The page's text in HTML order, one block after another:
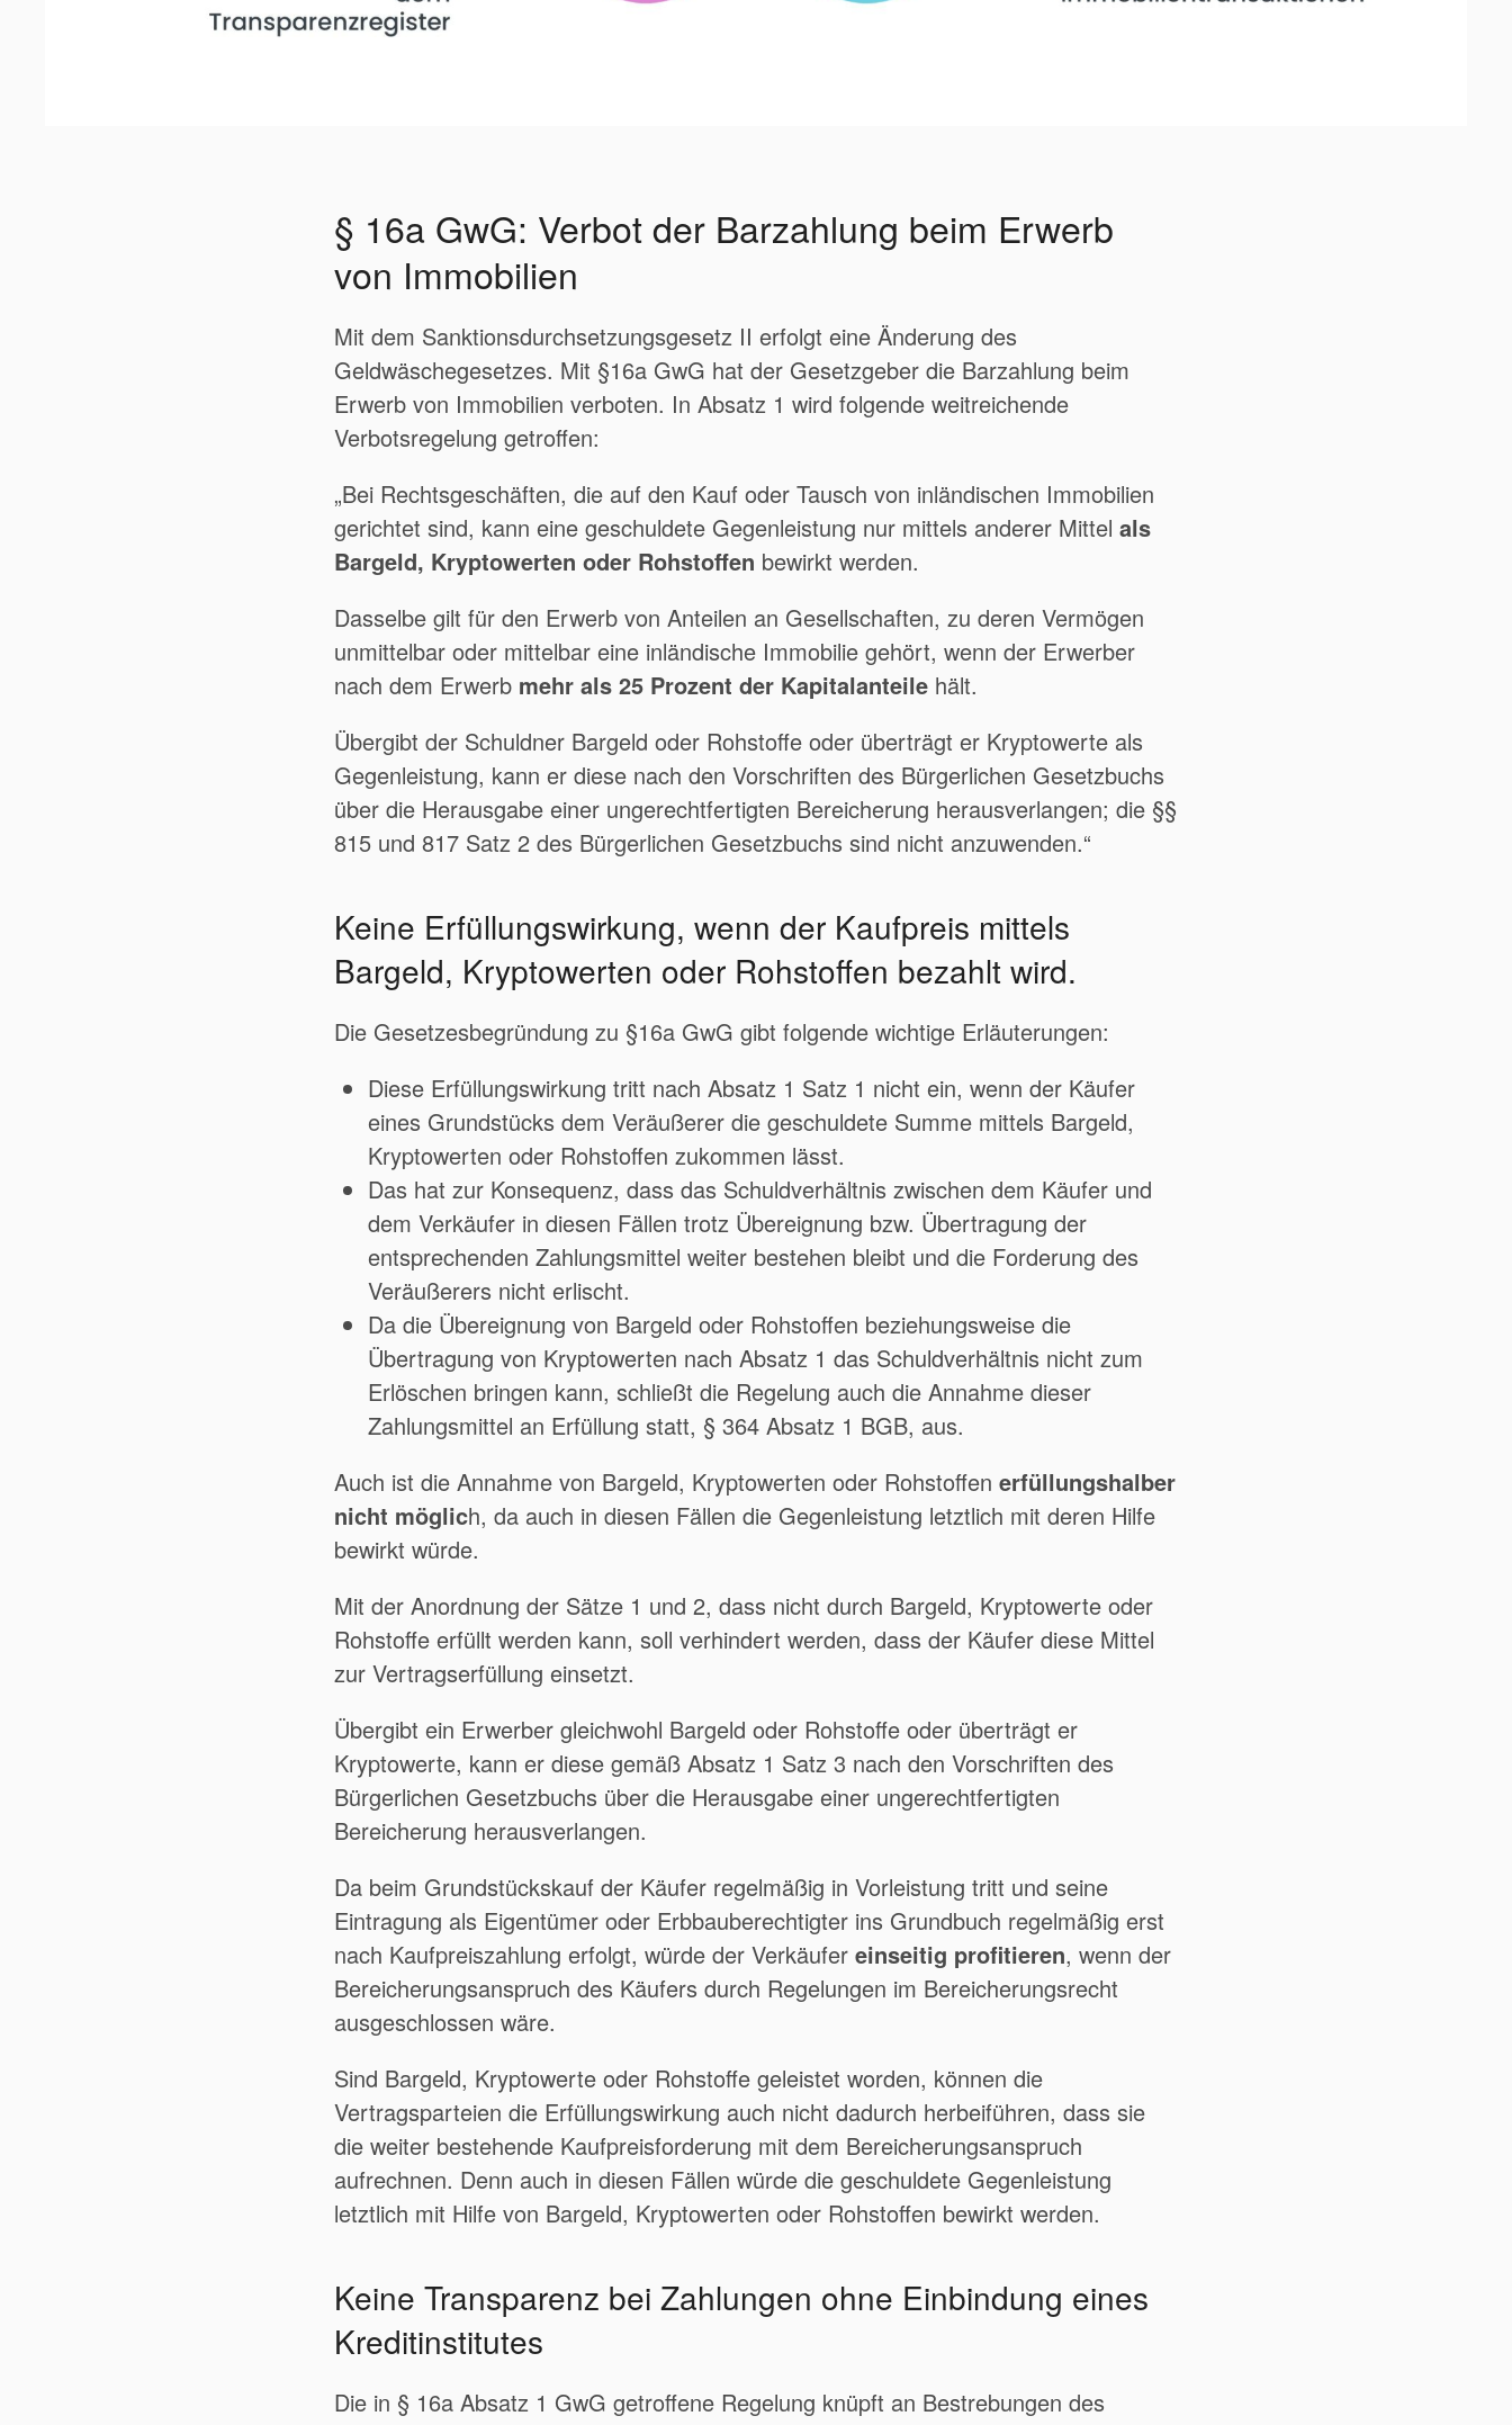
§ 16a GwG: Verbot der Barzahlung beim Erwerb
von Immobilien
Mit dem Sanktionsdurchsetzungsgesetz II erfolgt eine Änderung des
Geldwäschegesetzes. Mit §16a GwG hat der Gesetzgeber die Barzahlung beim
Erwerb von Immobilien verboten. In Absatz 1 wird folgende weitreichende
Verbotsregelung getroffen:
„Bei Rechtsgeschäften, die auf den Kauf oder Tausch von inländischen Immobilien
gerichtet sind, kann eine geschuldete Gegenleistung nur mittels anderer Mittel als
Bargeld, Kryptowerten oder Rohstoffen bewirkt werden.
Dasselbe gilt für den Erwerb von Anteilen an Gesellschaften, zu deren Vermögen
unmittelbar oder mittelbar eine inländische Immobilie gehört, wenn der Erwerber
nach dem Erwerb mehr als 25 Prozent der Kapitalanteile hält.
Übergibt der Schuldner Bargeld oder Rohstoffe oder überträgt er Kryptowerte als
Gegenleistung, kann er diese nach den Vorschriften des Bürgerlichen Gesetzbuchs
über die Herausgabe einer ungerechtfertigten Bereicherung herausverlangen; die §§
815 und 817 Satz 2 des Bürgerlichen Gesetzbuchs sind nicht anzuwenden.“
Keine Erfüllungswirkung, wenn der Kaufpreis mittels
Bargeld, Kryptowerten oder Rohstoffen bezahlt wird.
Die Gesetzesbegründung zu §16a GwG gibt folgende wichtige Erläuterungen:
Diese Erfüllungswirkung tritt nach Absatz 1 Satz 1 nicht ein, wenn der Käufer
eines Grundstücks dem Veräußerer die geschuldete Summe mittels Bargeld,
Kryptowerten oder Rohstoffen zukommen lässt.
Das hat zur Konsequenz, dass das Schuldverhältnis zwischen dem Käufer und
dem Verkäufer in diesen Fällen trotz Übereignung bzw. Übertragung der
entsprechenden Zahlungsmittel weiter bestehen bleibt und die Forderung des
Veräußerers nicht erlischt.
Da die Übereignung von Bargeld oder Rohstoffen beziehungsweise die
Übertragung von Kryptowerten nach Absatz 1 das Schuldverhältnis nicht zum
Erlöschen bringen kann, schließt die Regelung auch die Annahme dieser
Zahlungsmittel an Erfüllung statt, § 364 Absatz 1 BGB, aus.
Auch ist die Annahme von Bargeld, Kryptowerten oder Rohstoffen erfüllungshalber
nicht möglich, da auch in diesen Fällen die Gegenleistung letztlich mit deren Hilfe
bewirkt würde.
Mit der Anordnung der Sätze 1 und 2, dass nicht durch Bargeld, Kryptowerte oder
Rohstoffe erfüllt werden kann, soll verhindert werden, dass der Käufer diese Mittel
zur Vertragserfüllung einsetzt.
Übergibt ein Erwerber gleichwohl Bargeld oder Rohstoffe oder überträgt er
Kryptowerte, kann er diese gemäß Absatz 1 Satz 3 nach den Vorschriften des
Bürgerlichen Gesetzbuchs über die Herausgabe einer ungerechtfertigten
Bereicherung herausverlangen.
Da beim Grundstückskauf der Käufer regelmäßig in Vorleistung tritt und seine
Eintragung als Eigentümer oder Erbbauberechtigter ins Grundbuch regelmäßig erst
nach Kaufpreiszahlung erfolgt, würde der Verkäufer einseitig profitieren, wenn der
Bereicherungsanspruch des Käufers durch Regelungen im Bereicherungsrecht
ausgeschlossen wäre.
Sind Bargeld, Kryptowerte oder Rohstoffe geleistet worden, können die
Vertragsparteien die Erfüllungswirkung auch nicht dadurch herbeiführen, dass sie
die weiter bestehende Kaufpreisforderung mit dem Bereicherungsanspruch
aufrechnen. Denn auch in diesen Fällen würde die geschuldete Gegenleistung
letztlich mit Hilfe von Bargeld, Kryptowerten oder Rohstoffen bewirkt werden.
Keine Transparenz bei Zahlungen ohne Einbindung eines
Kreditinstitutes
Die in § 16a Absatz 1 GwG getroffene Regelung knüpft an Bestrebungen des